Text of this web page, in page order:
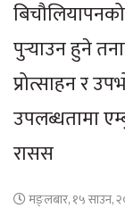
पुर्‍याउन हुने
प्रोत्साहन र
उपलब्धतामा
रासस
मङ्लबार, १५ साउन,